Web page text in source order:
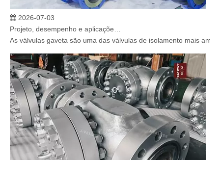
As válvulas gaveta são uma das válvulas de isolamento mais